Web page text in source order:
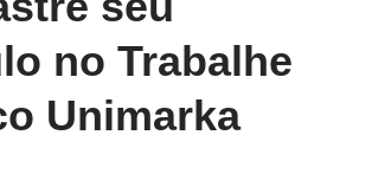
no Trabalhe
Unimarka